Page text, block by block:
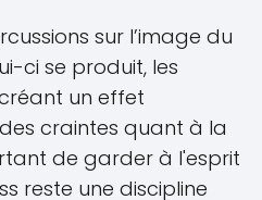
sur l’image du
ci se produit, les
un effet
craintes quant à la
de garder à l'esprit
reste une discipline